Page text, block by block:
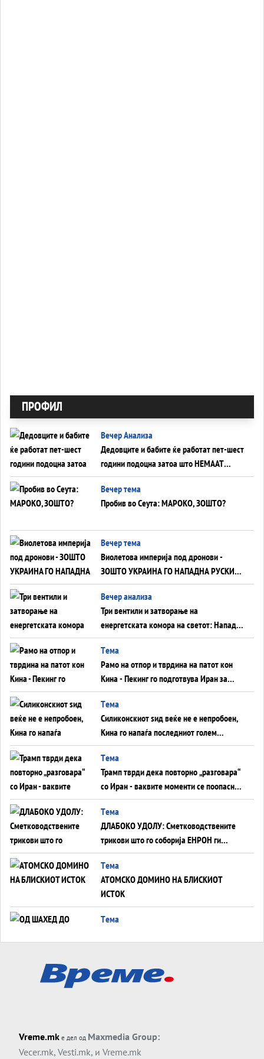
ПРОФИЛ
Вечер Анализа
Дедовците и бабите ќе работат пет-шест
години подоцна затоа што НЕМААТ
ВНУЦИ ДА ГИ ЗАМЕНАТ
Вечер тема
Пробив во Сеута: МАРОКО, ЗОШТО?
Вечер тема
Виолетова империја под дронови -
ЗОШТО УКРАИНА ГО НАПАДНА РУСКИОТ
WILDBERRIES
Вечер анализа
Три вентили и затворање на
енергетската комора на светот: Нападот
во Суец најавува глобален енергетски
инфаркт?
Tема
Рамо на отпор и тврдина на патот кон
Кина - Пекинг го подготвува Иран за
американска копнена инвазија
Tема
Силиконскиот ѕид веќе не е непробоен,
Кина го напаѓа последниот голем
монопол на Западот?
Tема
Трамп тврди дека повторно „разговара“
со Иран - ваквите моменти се поопасни
од отворените закани
Tема
ДЛАБОКО УДОЛУ: Сметководствените
трикови што го соборија ЕНРОН ги
применуваат гигантите за ВИ
Tема
АТОМСКО ДОМИНО НА БЛИСКИОТ
ИСТОК
Tема
поле?
Тема
Заборавете ги премиерите, ОВА СЕ
Приватни факултети - ОД ПРЕСТИЖ
НЕКОГАШ ДЕНЕС ДО ФАБРИКИ ЗА
Vreme.mk е дел од Maxmedia Group:
Vecer.mk, Vesti.mk, и Vreme.mk